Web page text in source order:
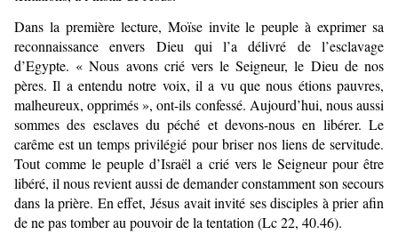
Dans la première lecture, Moïse invite le peuple à exprimer sa
reconnaissance envers Dieu qui l’a délivré de l’esclavage
d’Egypte. « Nous avons crié vers le Seigneur, le Dieu de nos
pères. Il a entendu notre voix, il a vu que nous étions pauvres,
malheureux, opprimés », ont-ils confessé. Aujourd’hui, nous aussi
sommes des esclaves du péché et devons-nous en libérer. Le
carême est un temps privilégié pour briser nos liens de servitude.
Tout comme le peuple d’Israël a crié vers le Seigneur pour être
libéré, il nous revient aussi de demander constamment son secours
dans la prière. En effet, Jésus avait invité ses disciples à prier afin
de ne pas tomber au pouvoir de la tentation (Lc 22, 40.46).